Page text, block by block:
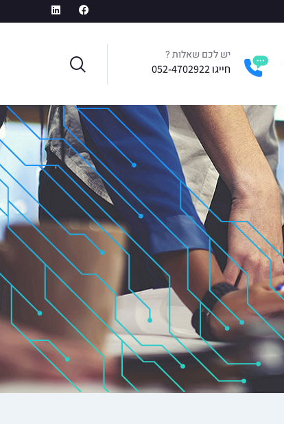
יש לכם שאלות ?
חייגו 052-4702922